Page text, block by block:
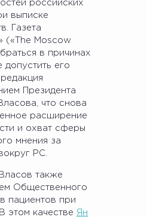
российских
выписке
Газета
(«The Moscow
в причинах
допустить его
Президента
что снова
расширение
и охват сферы
мнения за
РС.
также
Общественного
пациентов при
качестве Ян